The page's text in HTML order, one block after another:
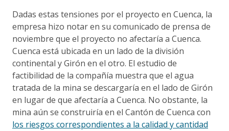
Dadas estas tensiones por el proyecto en Cuenca, la
empresa hizo notar en su comunicado de prensa de
noviembre que el proyecto no afectaría a Cuenca.
Cuenca está ubicada en un lado de la división
continental y Girón en el otro. El estudio de
factibilidad de la compañía muestra que el agua
tratada de la mina se descargaría en el lado de Girón
en lugar de que afectaría a Cuenca. No obstante, la
mina aún se construiría en el Cantón de Cuenca con
los riesgos correspondientes a la calidad y cantidad